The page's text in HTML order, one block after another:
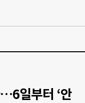
일부터 ‘안